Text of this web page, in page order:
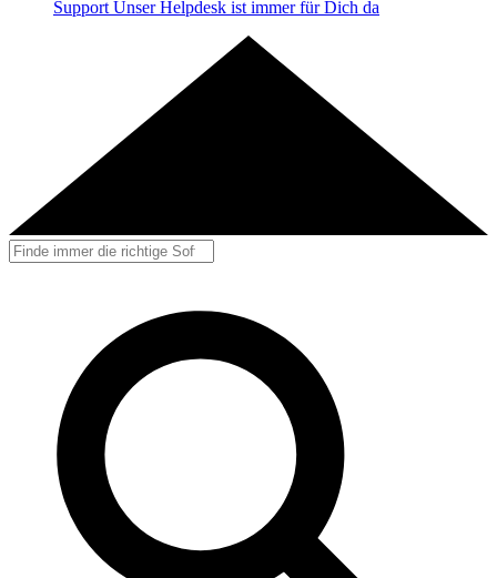
Support Unser Helpdesk ist immer für Dich da